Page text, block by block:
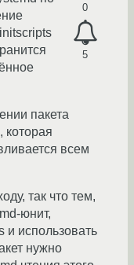
0
5
пакета
которая
всем
так что тем,
юнит,
и использовать
нужно